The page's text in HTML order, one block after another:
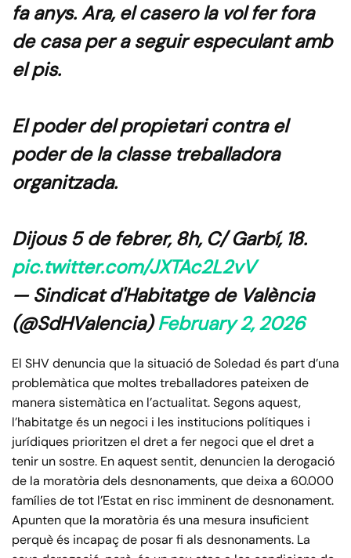
fa anys. Ara, el casero la vol fer fora
de casa per a seguir especulant amb
el pis.
El poder del propietari contra el
poder de la classe treballadora
organitzada.
Dijous 5 de febrer, 8h, C/ Garbí, 18.
pic.twitter.com/JXTAc2L2vV
— Sindicat d'Habitatge de València
(@SdHValencia)February 2, 2026
El SHV denuncia que la situació de Soledad és part d’una
problemàtica que moltes treballadores pateixen de
manera sistemàtica en l’actualitat. Segons aquest,
l’habitatge és un negoci i les institucions polítiques i
jurídiques prioritzen el dret a fer negoci que el dret a
tenir un sostre. En aquest sentit, denuncien la derogació
de la moratòria dels desnonaments, que deixa a 60.000
famílies de tot l’Estat en risc imminent de desnonament.
Apunten que la moratòria és una mesura insuficient
perquè és incapaç de posar fi als desnonaments. La